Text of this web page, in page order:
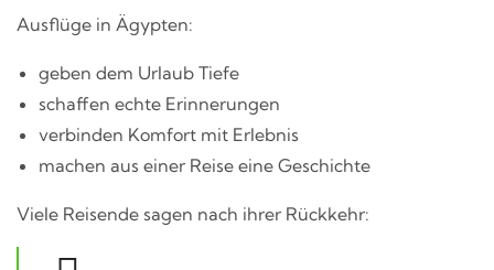
Ausflüge in Ägypten:
geben dem Urlaub Tiefe
schaffen echte Erinnerungen
verbinden Komfort mit Erlebnis
machen aus einer Reise eine Geschichte
Viele Reisende sagen nach ihrer Rückkehr: